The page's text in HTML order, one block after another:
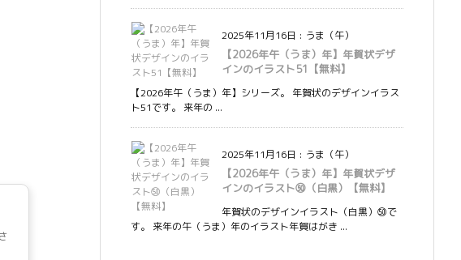
2025年11月16日 : うま（午）
【2026年午（うま）年】年賀状デザ
インのイラスト51【無料】
【2026年午（うま）年】シリーズ。 年賀状のデザインイラス
ト51です。 来年の ...
2025年11月16日 : うま（午）
【2026年午（うま）年】年賀状デザ
インのイラスト㊿（白黒）【無料】
年賀状のデザインイラスト（白黒）㊿で
す。 来年の午（うま）年のイラスト年賀はがき ...